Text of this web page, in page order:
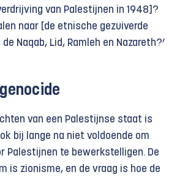
van Palestijnen in 1948]?
naar [de etnische gezuiverde
Naqab, Lid, Ramleh en Nazareth?’
van een Palestijnse staat is
bij lange na niet voldoende om
Palestijnen te bewerkstelligen. De
is zionisme, en de vraag is hoe de